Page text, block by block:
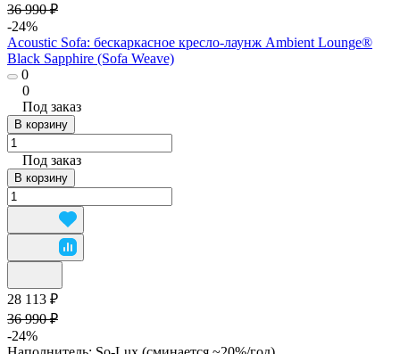
36 990 ₽
-24%
Acoustic Sofa: бескаркасное кресло-лаунж Ambient Lounge®
Black Sapphire (Sofa Weave)
0
0
Под заказ
В корзину
Под заказ
В корзину
28 113 ₽
36 990 ₽
-24%